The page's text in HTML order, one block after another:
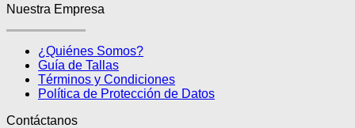
Nuestra Empresa
¿Quiénes Somos?
Guía de Tallas
Términos y Condiciones
Política de Protección de Datos
Contáctanos